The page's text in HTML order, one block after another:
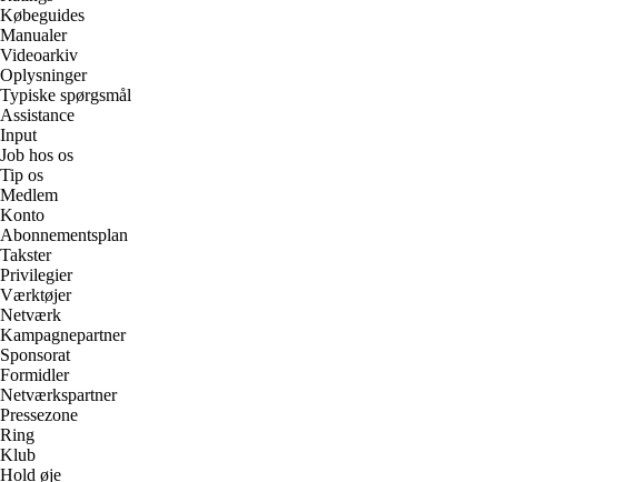
Købeguides
Manualer
Videoarkiv
Oplysninger
Typiske spørgsmål
Assistance
Input
Job hos os
Tip os
Medlem
Konto
Abonnementsplan
Takster
Privilegier
Værktøjer
Netværk
Kampagnepartner
Sponsorat
Formidler
Netværkspartner
Pressezone
Ring
Klub
Hold øje